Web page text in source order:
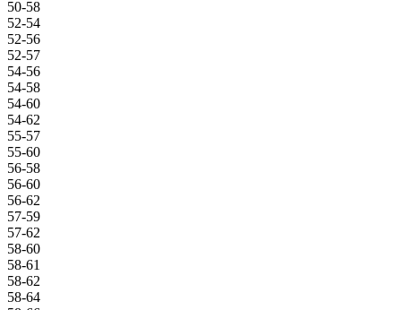
50-58
52-54
52-56
52-57
54-56
54-58
54-60
54-62
55-57
55-60
56-58
56-60
56-62
57-59
57-62
58-60
58-61
58-62
58-64